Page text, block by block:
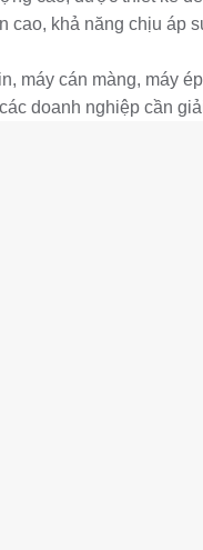
khả năng chịu áp
cán màng, máy
doanh nghiệp cần